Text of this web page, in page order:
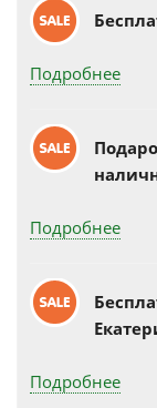
Подробнее
Подробнее
Подробнее